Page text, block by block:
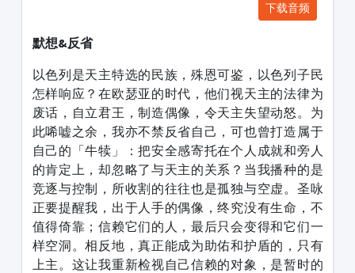
下载音频
默想&反省
以色列是天主特选的民族，殊恩可鉴，以色列子民
怎样响应？在欧瑟亚的时代，他们视天主的法律为
废话，自立君王，制造偶像，令天主失望动怒。为
此唏嘘之余，我亦不禁反省自己，可也曾打造属于
自己的「牛犊」：把安全感寄托在个人成就和旁人
的肯定上，却忽略了与天主的关系？当我播种的是
竞逐与控制，所收割的往往也是孤独与空虚。圣咏
正要提醒我，出于人手的偶像，终究没有生命，不
值得倚靠；信赖它们的人，最后只会变得和它们一
样空洞。相反地，真正能成为助佑和护盾的，只有
上主。这让我重新检视自己信赖的对象，是暂时的